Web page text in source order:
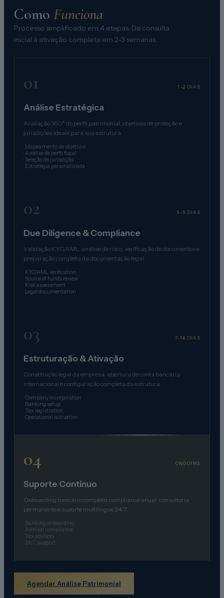
Como Funciona
Processo simplificado em 4 etapas. Da consulta
inicial à ativação completa em 2-3 semanas.
01 1-2 DIAS
Análise Estratégica
Avaliação 360° do perfil patrimonial, objetivos de proteção e
jurisdições ideais para sua estrutura.
· Mapeamento de objetivos
·Análise de perfil fiscal
· Seleção de jurisdição
· Estratégia personalizada
02 3-5 DIAS
Due Diligence & Compliance
Validação KYC/AML, análise de risco, verificação de documentos e
preparação completa da documentação legal.
· KYC/AML verification
· Source of funds review
· Risk assessment
· Legal documentation
03 7-14 DIAS
Estruturação & Ativação
Constituição legal da empresa, abertura de conta bancária
internacional e configuração completa da estrutura.
·Company incorporation
· Banking setup
· Tax registration
·Operational activation
04 ONGOING
Suporte Contínuo
Onboarding bancário completo, compliance anual, consultoria
permanente e suporte multilíngue 24/7.
· Banking onboarding
· Annual compliance
· Tax advisory
·24/7 support
Agendar Análise Patrimonial